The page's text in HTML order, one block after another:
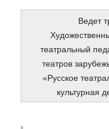
Ведет
театральный
театров
«Русское
культурная